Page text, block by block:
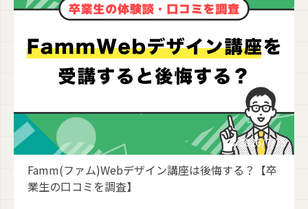
2026/7/15
Famm(ファム)Webデザイン講座は後悔する？【卒
業生の口コミを調査】